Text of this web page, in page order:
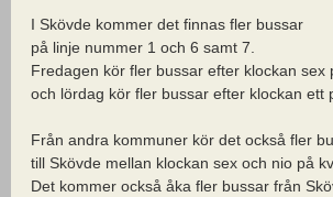
I Skövde kommer det finnas fler bussar
på linje nummer 1 och 6 samt 7.
Fredagen kör fler bussar efter klockan sex
och lördag kör fler bussar efter klockan ett
Från andra kommuner kör det också fler
till Skövde mellan klockan sex och nio på
Det kommer också åka fler bussar från